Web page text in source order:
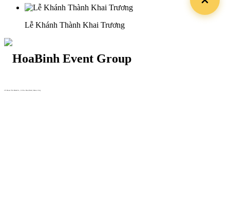
Lễ Khánh Thành Khai Trương
29 Doan Thi Diem St., O Cho Dua Ward, Hanoi City